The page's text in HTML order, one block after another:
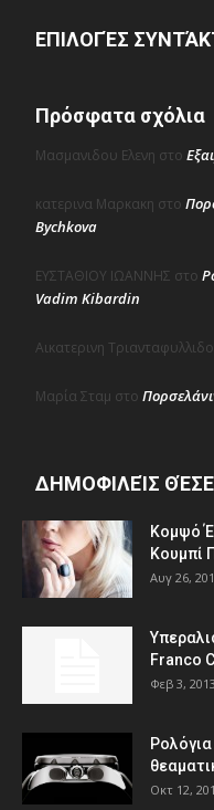
ΕΠΙΛΟΓΈΣ
Πρόσφατα σχόλια
Μασμανιδου Ελενη στο
κατερινα Μαρκακη στο
Bychkova
ΕΥΣΤΑΘΙΟΥ ΙΩΑΝΝΗΣ στο
Vadim Kibardin
Αικατερινη
Μαρία Σταμ στο
ΔΗΜΟΦΙΛΕΊΣ
Κομψό
Κουμπί
Αυγ 26,
Franco
Φεβ 3, 2013
Οκτ 12,